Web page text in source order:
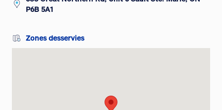
P6B 5A1
Zones desservies